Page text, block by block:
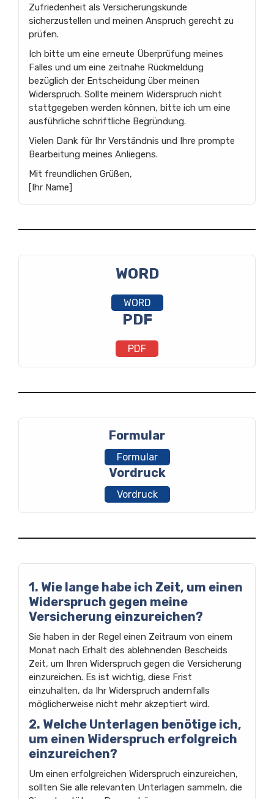
Zufriedenheit als Versicherungskunde
sicherzustellen und meinen Anspruch gerecht zu
prüfen.
Ich bitte um eine erneute Überprüfung meines
Falles und um eine zeitnahe Rückmeldung
bezüglich der Entscheidung über meinen
Widerspruch. Sollte meinem Widerspruch nicht
stattgegeben werden können, bitte ich um eine
ausführliche schriftliche Begründung.
Vielen Dank für Ihr Verständnis und Ihre prompte
Bearbeitung meines Anliegens.
Mit freundlichen Grüßen,
[Ihr Name]
WORD
WORD
PDF
PDF
Formular
Formular
Vordruck
Vordruck
1. Wie lange habe ich Zeit, um einen
Widerspruch gegen meine
Versicherung einzureichen?
Sie haben in der Regel einen Zeitraum von einem
Monat nach Erhalt des ablehnenden Bescheids
Zeit, um Ihren Widerspruch gegen die Versicherung
einzureichen. Es ist wichtig, diese Frist
einzuhalten, da Ihr Widerspruch andernfalls
möglicherweise nicht mehr akzeptiert wird.
2. Welche Unterlagen benötige ich,
um einen Widerspruch erfolgreich
einzureichen?
Um einen erfolgreichen Widerspruch einzureichen,
sollten Sie alle relevanten Unterlagen sammeln, die